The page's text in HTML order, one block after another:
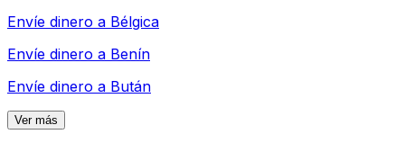
Envíe dinero a Bélgica
Envíe dinero a Benín
Envíe dinero a Bután
Ver más